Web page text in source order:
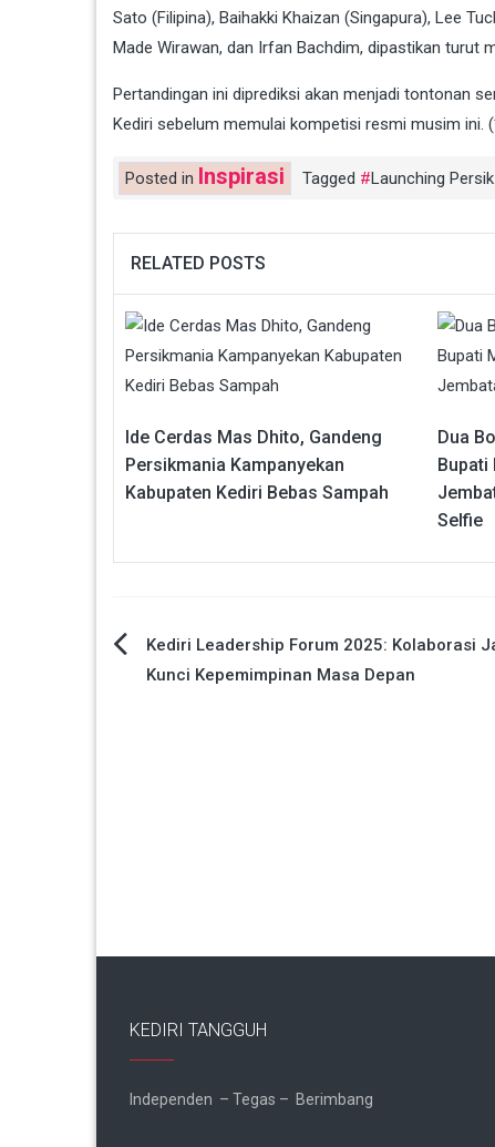
Sato (Filipina), Baihakki Khaizan (Singapura), Lee
Made Wirawan, dan Irfan Bachdim, dipastikan turut
Pertandingan ini diprediksi akan menjadi tontonan
Kediri sebelum memulai kompetisi resmi musim ini.
Posted in Inspirasi Tagged Launching
RELATED POSTS
Ide Cerdas Mas Dhito, Gandeng
Persikmania Kampanyekan
Kabupaten Kediri Bebas Sampah
Dua
Bupati
Selfie
Navigasi
Kediri Leadership Forum 2025: Kolaborasi
Kunci Kepemimpinan Masa Depan
KEDIRI TANGGUH
Independen – Tegas – Berimbang